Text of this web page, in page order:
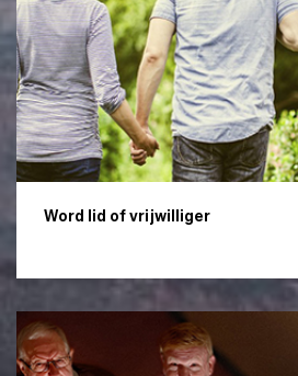
Word lid of vrijwilliger